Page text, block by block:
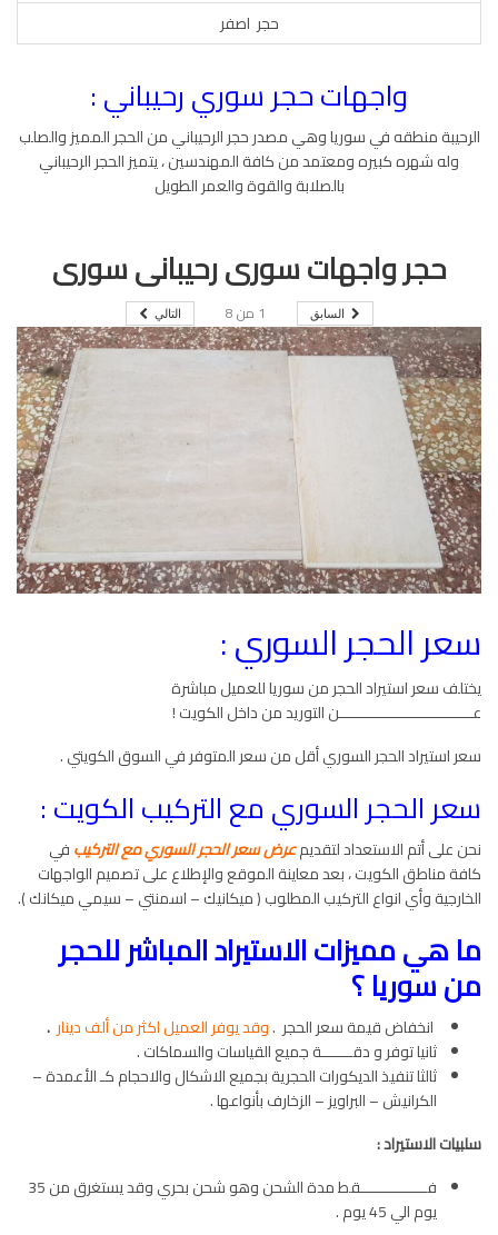
حجر اصفر
واجهات حجر سوري رحيباني :
الرحيبة منطقه في سوريا وهي مصدر حجر الرحيباني من الحجر المميز والصلب
وله شهره كبيره ومعتمد من كافة المهندسين ، يتميز الحجر الرحيباني
بالصلابة والقوة والعمر الطويل
حجر واجهات سوري رحيباني سوري
السابق 1 من8 التالي
سعر الحجر السوري :
يختلف سعر استيراد الحجر من سوريا للعميل مباشرة
عــــــــــــــــــــــــــــــن التوريد من داخل الكويت !
سعر استيراد الحجر السوري أقل من سعر المتوفر في السوق الكويتي .
سعر الحجر السوري مع التركيب الكويت :
نحن على أتم الاستعداد لتقديمعرض سعر الحجر السوري مع التركيبفي
كافة مناطق الكويت ، بعد معاينة الموقع والإطلاع على تصميم الواجهات
الخارجية وأي انواع التركيب المطلوب ( ميكانيك – اسمنتي – سيمي ميكانك ).
ما هي مميزات الاستيراد المباشر للحجر
من سوريا ؟
انخفاض قيمة سعر الحجر .وقد يوفر العميل اكثر من ألف دينار .
ثانيا توفر و دقـــــــة جميع القياسات والسماكات .
ثالثا تنفيذ الديكورات الحجرية بجميع الاشكال والاحجام كـ الأعمدة –
الكرانيش – البراويز – الزخارف بأنواعها .
سلبيات الاستيراد :
فـــــــــــــــقط مدة الشحن وهو شحن بحري وقد يستغرق من 35
يوم الي 45 يوم .